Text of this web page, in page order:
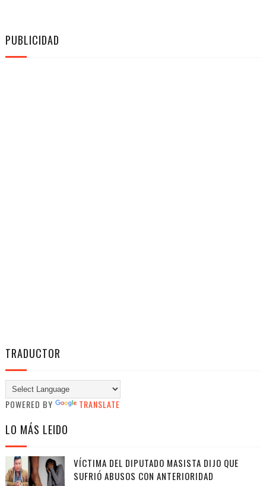
PUBLICIDAD
TRADUCTOR
POWERED BY TRANSLATE
LO MÁS LEIDO
VÍCTIMA DEL DIPUTADO MASISTA DIJO QUE
SUFRIÓ ABUSOS CON ANTERIORIDAD